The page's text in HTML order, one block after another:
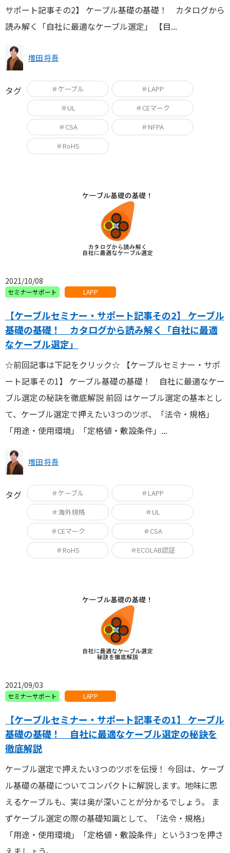
サポート記事その2】 ケーブル基礎の基礎！ カタログから
読み解く「自社に最適なケーブル選定」 【目...
増田 将吾
タグ ＃ケーブル
＃LAPP
＃UL
＃CEマーク
＃CSA
＃NFPA
＃RoHS
2021/10/08
セミナーサポート LAPP
【ケーブルセミナー・サポート記事その2】 ケーブル
基礎の基礎！ カタログから読み解く「自社に最適
なケーブル選定」
☆前回記事は下記をクリック☆ 【ケーブルセミナー・サポ
ート記事その1】 ケーブル基礎の基礎！ 自社に最適なケー
ブル選定の秘訣を徹底解説 前回 はケーブル選定の基本とし
て、ケーブル選定で押えたい3つのツボ、「法令・規格」
「用途・使用環境」「定格値・敷設条件」...
増田 将吾
タグ ＃ケーブル
＃LAPP
＃海外規格
＃UL
＃CEマーク
＃CSA
＃RoHS
＃ECOLAB認証
2021/09/03
セミナーサポート LAPP
【ケーブルセミナー・サポート記事その1】 ケーブル
基礎の基礎！ 自社に最適なケーブル選定の秘訣を
徹底解説
ケーブル選定で押えたい3つのツボを伝授！ 今回は、ケーブ
ル基礎の基礎についてコンパクトに解説します。地味に思
えるケーブルも、実は奥が深いことが分かるでしょう。 ま
ずケーブル選定の際の基礎知識として、「法令・規格」
「用途・使用環境」「定格値・敷設条件」という3つを押さ